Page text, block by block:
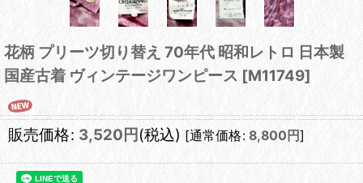
花柄 プリーツ切り替え 70年代 昭和レトロ 日本製
国産古着 ヴィンテージワンピース [M11749]
販売価格: 3,520 円 (税込) [通常価格: 8,800 円]